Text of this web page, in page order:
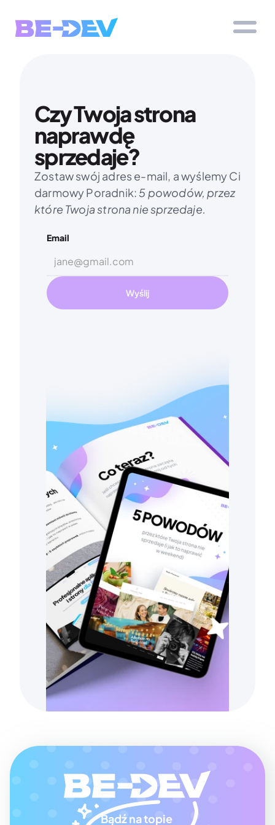
Czy Twoja strona
naprawdę
sprzedaje?
Zostaw swój adres e-mail, a wyślemy Ci
darmowy Poradnik: 5 powodów, przez
które Twoja strona nie sprzedaje.
Email
Wyślij
Bądź na topie